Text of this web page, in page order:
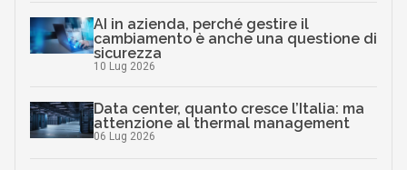
AI in azienda, perché gestire il
cambiamento è anche una questione di
sicurezza
10 Lug 2026
Data center, quanto cresce l’Italia: ma
attenzione al thermal management
06 Lug 2026